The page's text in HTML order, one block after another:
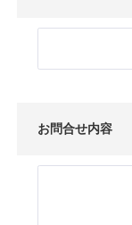
お問合せ内容